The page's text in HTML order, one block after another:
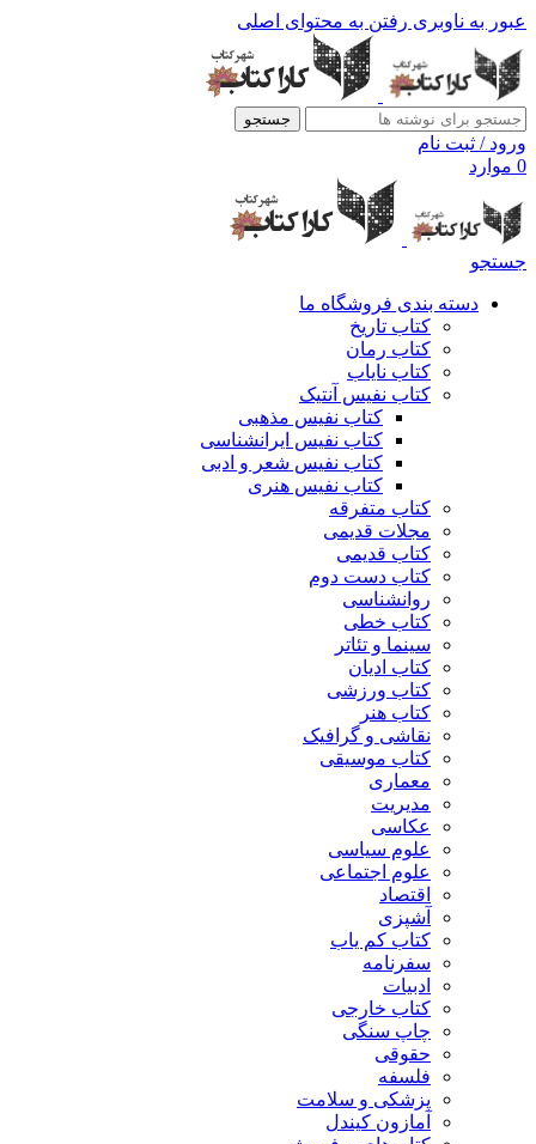
عبور به ناوبری رفتن به محتوای اصلی
جستجو
ورود / ثبت نام
0 موارد
جستجو
دسته بندی فروشگاه ما
کتاب تاریخ
کتاب رمان
کتاب نایاب
کتاب نفیس آنتیک
کتاب نفیس مذهبی
کتاب نفیس ایرانشناسی
کتاب نفیس شعر و ادبی
کتاب نفیس هنری
کتاب متفرقه
مجلات قدیمی
کتاب قدیمی
کتاب دست دوم
روانشناسی
کتاب خطی
سینما و تئاتر
کتاب ادیان
کتاب ورزشی
کتاب هنر
نقاشی و گرافیک
کتاب موسیقی
معماری
مدیریت
عکاسی
علوم سیاسی
علوم اجتماعی
اقتصاد
آشپزی
کتاب کم یاب
سفرنامه
ادبیات
کتاب خارجی
چاپ سنگی
حقوقی
فلسفه
پزشکی و سلامت
آمازون کیندل